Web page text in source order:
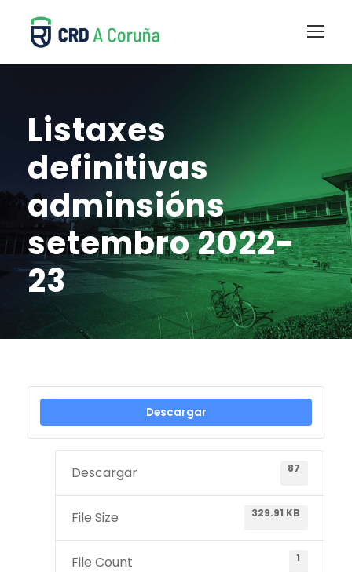
Listaxes
definitivas
adminsións
setembro 2022-
23
Descargar
Descargar 87
File Size 329.91 KB
File Count 1